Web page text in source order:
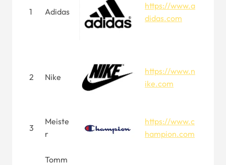
1 Adidas
https://www.a
didas.com
2 Nike
https://www.n
ike.com
3
Meiste
r
https://www.c
hampion.com
Tomm